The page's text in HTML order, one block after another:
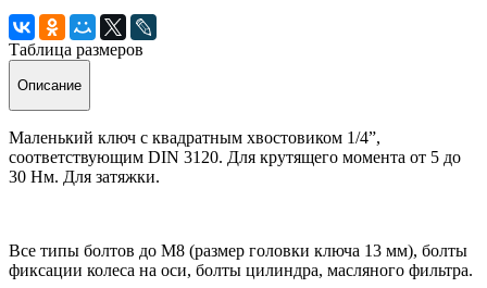
Таблица размеров
Описание
Маленький ключ с квадратным хвостовиком 1/4”,
соответствующим DIN 3120. Для крутящего момента от 5 до
30 Нм. Для затяжки.
Все типы болтов до М8 (размер головки ключа 13 мм), болты
фиксации колеса на оси, болты цилиндра, масляного фильтра.